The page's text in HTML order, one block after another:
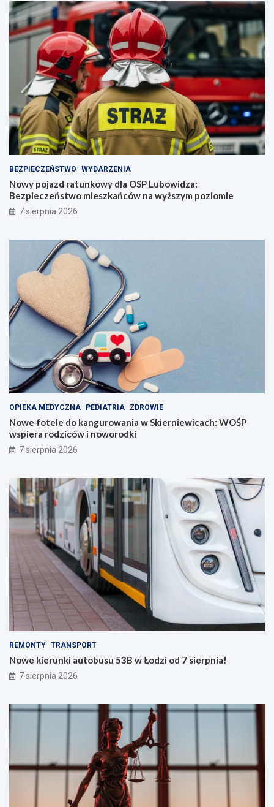
BEZPIECZEŃSTWO WYDARZENIA
Nowy pojazd ratunkowy dla OSP Lubowidza:
Bezpieczeństwo mieszkańców na wyższym poziomie
7 sierpnia 2026
OPIEKA MEDYCZNA PEDIATRIA ZDROWIE
Nowe fotele do kangurowania w Skierniewicach: WOŚP
wspiera rodziców i noworodki
7 sierpnia 2026
REMONTY TRANSPORT
Nowe kierunki autobusu 53B w Łodzi od 7 sierpnia!
7 sierpnia 2026